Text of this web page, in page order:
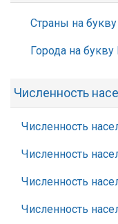
Страны на
Города на букву
Численность
Численность
Численность
Численность
Численность